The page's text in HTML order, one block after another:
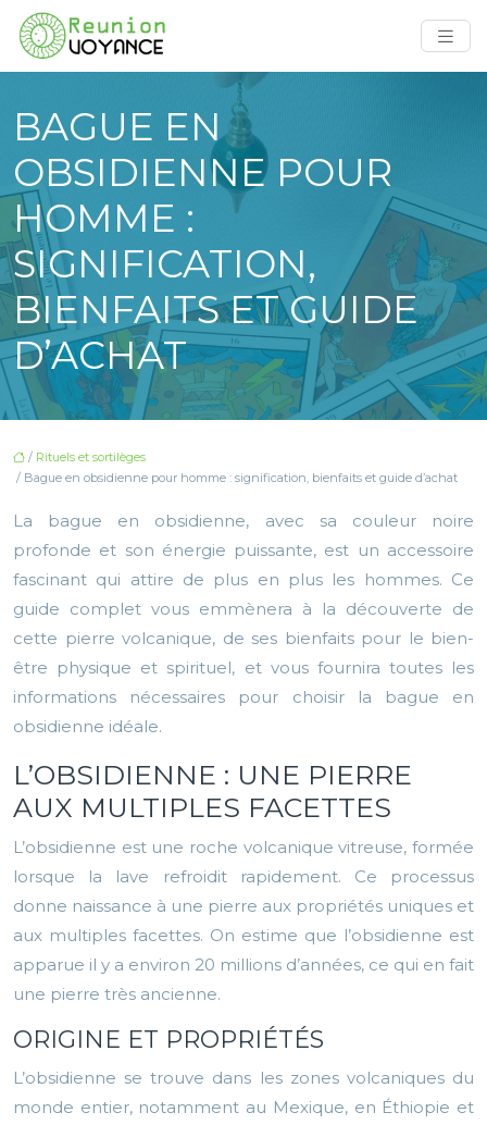
BAGUE EN
OBSIDIENNE POUR
HOMME :
SIGNIFICATION,
BIENFAITS ET GUIDE
D’ACHAT
/ Rituels et sortilèges
/ Bague en obsidienne pour homme : signification, bienfaits et guide d’achat
La bague en obsidienne, avec sa couleur noire
profonde et son énergie puissante, est un accessoire
fascinant qui attire de plus en plus les hommes. Ce
guide complet vous emmènera à la découverte de
cette pierre volcanique, de ses bienfaits pour le bien-
être physique et spirituel, et vous fournira toutes les
informations nécessaires pour choisir la bague en
obsidienne idéale.
L’OBSIDIENNE : UNE PIERRE
AUX MULTIPLES FACETTES
L’obsidienne est une roche volcanique vitreuse, formée
lorsque la lave refroidit rapidement. Ce processus
donne naissance à une pierre aux propriétés uniques et
aux multiples facettes. On estime que l’obsidienne est
apparue il y a environ 20 millions d’années, ce qui en fait
une pierre très ancienne.
ORIGINE ET PROPRIÉTÉS
L’obsidienne se trouve dans les zones volcaniques du
monde entier, notamment au Mexique, en Éthiopie et